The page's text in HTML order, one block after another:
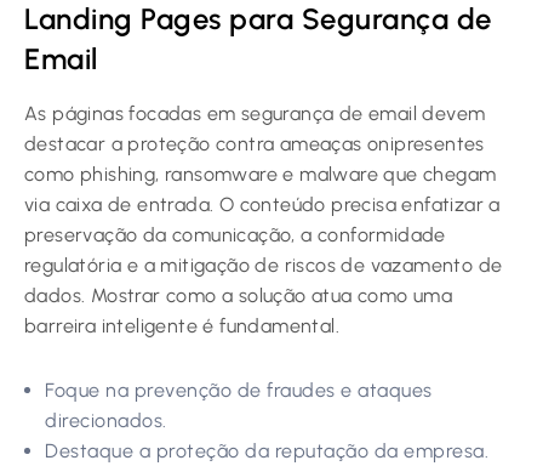
Landing Pages para Segurança de
Email
As páginas focadas em segurança de email devem
destacar a proteção contra ameaças onipresentes
como phishing, ransomware e malware que chegam
via caixa de entrada. O conteúdo precisa enfatizar a
preservação da comunicação, a conformidade
regulatória e a mitigação de riscos de vazamento de
dados. Mostrar como a solução atua como uma
barreira inteligente é fundamental.
Foque na prevenção de fraudes e ataques
direcionados.
Destaque a proteção da reputação da empresa.